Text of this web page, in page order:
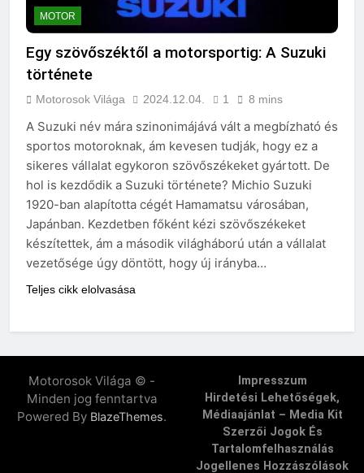
MOTOR
Egy szövőszéktől a motorsportig: A Suzuki
története
Motorosok Világa 2024.12.04. 1 8 mins
A Suzuki név mára szinonimájává vált a megbízható és
sportos motoroknak, ám kevesen tudják, hogy ez a
sikeres vállalat egykoron szövőszékeket gyártott. De
hol is kezdődik a Suzuki története? Michio Suzuki
1920-ban alapította cégét Hamamatsu városában,
Japánban. Kezdetben főként kézi szövőszékeket
készítettek, ám a második világháború után a vállalat
vezetősége úgy döntött, hogy új irányba…
Teljes cikk elolvasása
Motorosok Világa © -
Minden jog fenntartva
Powered By BlazeThemes.
Impresszum
Hirdetési Lehetőségek,
Médiaajánlat – Media Kit
Szerzői Jogok És
Tartalomfelhasználás
Jogellenes Hozzászólások